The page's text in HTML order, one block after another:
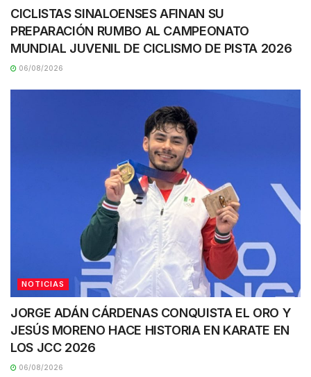
CICLISTAS SINALOENSES AFINAN SU
PREPARACIÓN RUMBO AL CAMPEONATO
MUNDIAL JUVENIL DE CICLISMO DE PISTA 2026
06/08/2026
NOTICIAS
JORGE ADÁN CÁRDENAS CONQUISTA EL ORO Y
JESÚS MORENO HACE HISTORIA EN KARATE EN
LOS JCC 2026
06/08/2026